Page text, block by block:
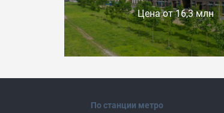
Цена от 16,3 млн
По станции метро